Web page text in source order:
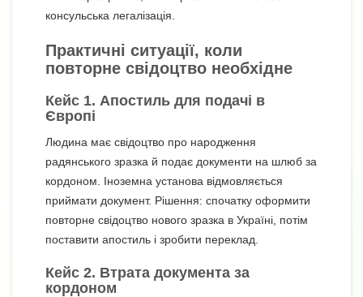
консульська легалізація.
Практичні ситуації, коли
повторне свідоцтво необхідне
Кейс 1. Апостиль для подачі в
Європі
Людина має свідоцтво про народження
радянського зразка й подає документи на шлюб за
кордоном. Іноземна установа відмовляється
приймати документ. Рішення: спочатку оформити
повторне свідоцтво нового зразка в Україні, потім
поставити апостиль і зробити переклад.
Кейс 2. Втрата документа за
кордоном